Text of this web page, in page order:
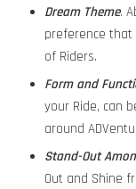
Dream Theme.
preference that
of Riders.
Form and
your Ride, can
around
Stand-Out
Out and Shine